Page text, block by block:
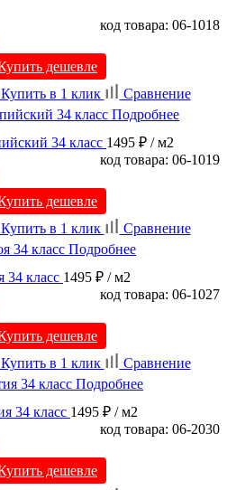
код товара: 06-1018
дешевле
в 1 клик
Сравнение
Подробнее
34 класс 1495 ₽ / м2
код товара: 06-1019
дешевле
в 1 клик
Сравнение
Подробнее
34 класс 1495 ₽ / м2
код товара: 06-1027
дешевле
в 1 клик
Сравнение
Подробнее
34 класс 1495 ₽ / м2
код товара: 06-2030
дешевле